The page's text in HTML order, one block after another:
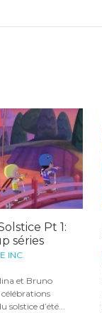
Pt 1:
séries
INC.
et Bruno
solstice d’été...